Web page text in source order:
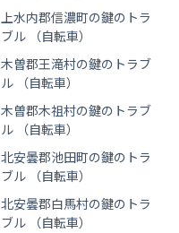
上水内郡信濃町の鍵のトラ
ブル （自転車）
木曽郡王滝村の鍵のトラブ
ル （自転車）
木曽郡木祖村の鍵のトラブ
ル （自転車）
北安曇郡池田町の鍵のトラ
ブル （自転車）
北安曇郡白馬村の鍵のトラ
ブル （自転車）